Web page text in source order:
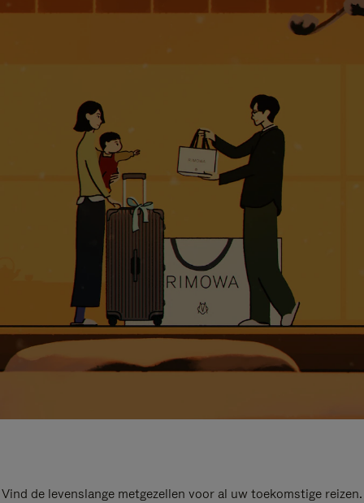
Vind de levenslange metgezellen voor al uw toekomstige reizen.